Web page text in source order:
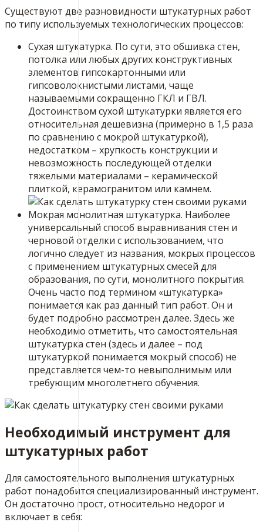
Существуют две разновидности штукатурных работ
по типу используемых технологических процессов:
Сухая штукатурка. По сути, это обшивка стен,
потолка или любых других конструктивных
элементов гипсокартонными или
гипсоволокнистыми листами, чаще
называемыми сокращенно ГКЛ и ГВЛ.
Достоинством сухой штукатурки является его
относительная дешевизна (примерно в 1,5 раза
по сравнению с мокрой штукатуркой),
недостатком – хрупкость конструкции и
невозможность последующей отделки
тяжелыми материалами – керамической
плиткой, керамогранитом или камнем.
Мокрая монолитная штукатурка. Наиболее
универсальный способ выравнивания стен и
черновой отделки с использованием, что
логично следует из названия, мокрых процессов
с применением штукатурных смесей для
образования, по сути, монолитного покрытия.
Очень часто под термином «штукатурка»
понимается как раз данный тип работ. Он и
будет подробно рассмотрен далее. Здесь же
необходимо отметить, что самостоятельная
штукатурка стен (здесь и далее – под
штукатуркой понимается мокрый способ) не
представляется чем-то невыполнимым или
требующим многолетнего обучения.
Необходимый инструмент для
штукатурных работ
Для самостоятельного выполнения штукатурных
работ понадобится специализированный инструмент.
Он достаточно прост, относительно недорог и
включает в себя: